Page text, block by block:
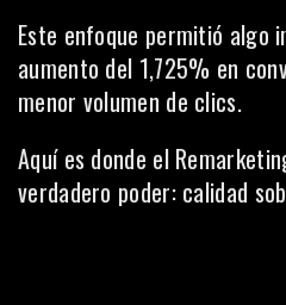
Este enfoque permitió algo
aumento del 1,725% en
menor volumen de clics.
Aquí es donde el
verdadero poder: calidad